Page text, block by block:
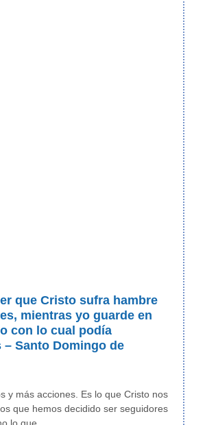
que Cristo sufra hambre
mientras yo guarde en
con lo cual podía
Santo Domingo de
y más acciones. Es lo que Cristo nos
que hemos decidido ser seguidores
lo que